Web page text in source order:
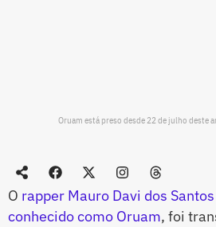
Oruam está preso desde 22 de julho deste
O rapper Mauro Davi dos
conhecido como Oruam, foi